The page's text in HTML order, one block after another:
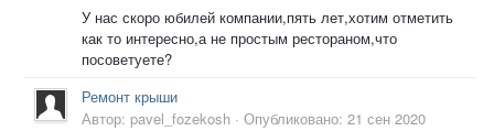
У нас скоро юбилей компании,пять лет,хотим отметить
как то интересно,а не простым рестораном,что
посоветуете?
Ремонт крыши
Автор: pavel_fozekosh · Опубликовано: 21 сен 2020